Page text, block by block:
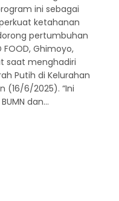
ini sebagai
ketahanan
pertumbuhan
Ghimoyo,
saat menghadiri
Putih di Kelurahan
(16/6/2025). “Ini
dan…